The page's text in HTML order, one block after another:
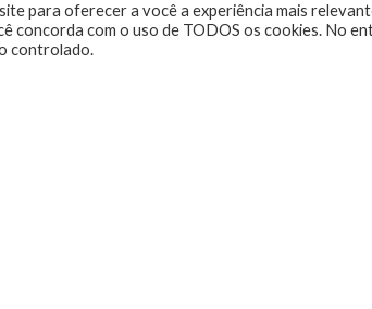
para oferecer a você a experiência mais
concorda com o uso de TODOS os cookies. No
controlado.